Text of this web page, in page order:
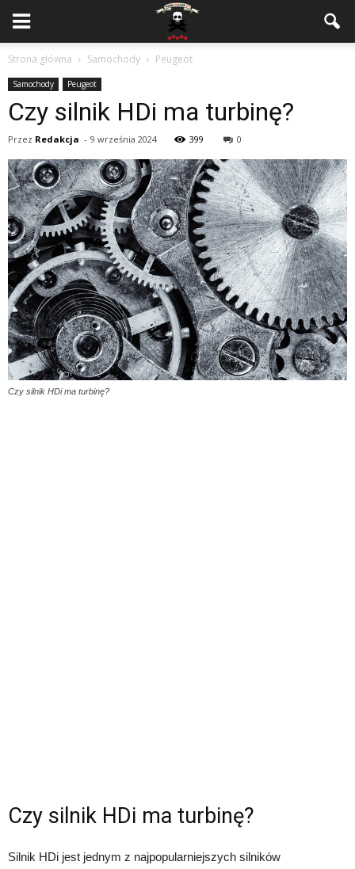
Strona główna Samochody Peugeot
Samochody Peugeot
Czy silnik HDi ma turbinę?
Przez Redakcja - 9 września 2024 399 0
Czy silnik HDi ma turbinę?
Czy silnik HDi ma turbinę?
Silnik HDi jest jednym z najpopularniejszych silników